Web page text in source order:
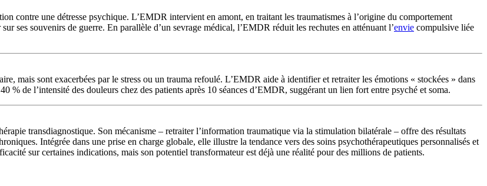
contre une détresse psychique. L’EMDR intervient en amont, en traitant les traumatismes à l’origine du comportement
ses souvenirs de guerre. En parallèle d’un sevrage médical, l’EMDR réduit les rechutes en atténuant l’envie compulsive liée
mais sont exacerbées par le stress ou un trauma refoulé. L’EMDR aide à identifier et retraiter les émotions « stockées » dans
de l’intensité des douleurs chez des patients après 10 séances d’EMDR, suggérant un lien fort entre psyché et soma.
transdiagnostique. Son mécanisme – retraiter l’information traumatique via la stimulation bilatérale – offre des résultats
Intégrée dans une prise en charge globale, elle illustre la tendance vers des soins psychothérapeutiques personnalisés et
sur certaines indications, mais son potentiel transformateur est déjà une réalité pour des millions de patients.